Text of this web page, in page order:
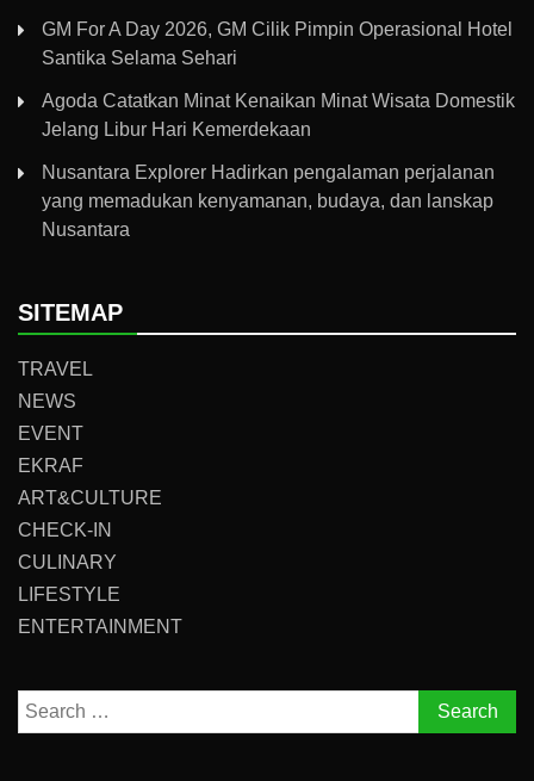
GM For A Day 2026, GM Cilik Pimpin Operasional Hotel
Santika Selama Sehari
Agoda Catatkan Minat Kenaikan Minat Wisata Domestik
Jelang Libur Hari Kemerdekaan
Nusantara Explorer Hadirkan pengalaman perjalanan
yang memadukan kenyamanan, budaya, dan lanskap
Nusantara
SITEMAP
TRAVEL
NEWS
EVENT
EKRAF
ART&CULTURE
CHECK-IN
CULINARY
LIFESTYLE
ENTERTAINMENT
Search
for: